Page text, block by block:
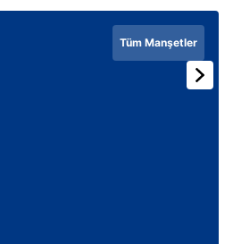
Tüm Manşetler